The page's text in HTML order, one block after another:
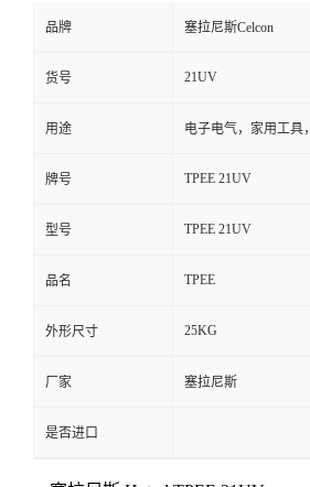
言
品牌 塞拉尼斯Celcon
货号 21UV
用途 电子电气，家用工具，
牌号 TPEE 21UV
型号 TPEE 21UV
品名 TPEE
外形尺寸 25KG
厂家 塞拉尼斯
是否进口